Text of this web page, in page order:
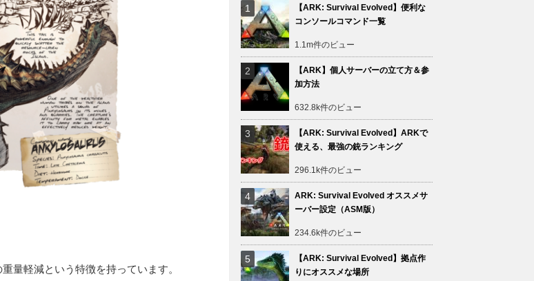
量軽減という特徴を持っています。
【ARK: Survival Evolved】便利な
コンソールコマンド一覧
1.1m件のビュー
【ARK】個人サーバーの立て方＆参
加方法
632.8k件のビュー
【ARK: Survival Evolved】ARKで
使える、最強の銃ランキング
296.1k件のビュー
ARK: Survival Evolved オススメサ
ーバー設定（ASM版）
234.6k件のビュー
【ARK: Survival Evolved】拠点作
りにオススメな場所